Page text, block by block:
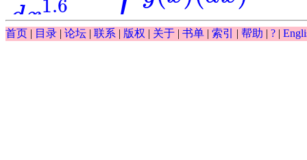
dx1.6
∫ 0.5
首页 | 目录 | 论坛 | 联系 | 版权 | 关于 | 书单 | 索引 | 帮助 | ? |